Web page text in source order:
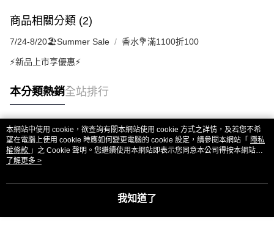
商品相關分類 (2)
7/24-8/20🏖️Summer Sale 香水💐滿1100折100
⚡新品上市享優惠⚡
本分類熱銷全站排行
熱門標籤
本網站中使用 cookie，欲查詢有關本網站使用 cookie 方式之詳情，及若您不希
望在電腦上使用 cookie 時應如何變更電腦的 cookie 設定，請參閱本網站「 隱私
權條款 」之 Cookie 聲明。您繼續使用本網站即表示您同意本公司得按本網站使
用條款之 Cookie 聲明使用 cookie。
了解更多 >
我知道了